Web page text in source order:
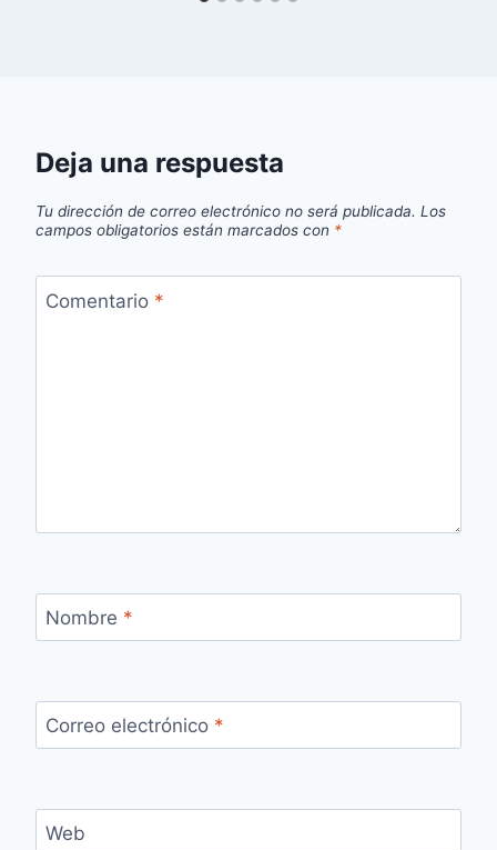
Deja una respuesta
Tu dirección de correo electrónico no será publicada. Los
campos obligatorios están marcados con *
Comentario *
Nombre *
Correo electrónico *
Web